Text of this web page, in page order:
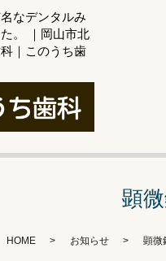
なデンタルみ
。 ｜岡山市北
｜このうち歯
顕
HOME お知らせ 顕微